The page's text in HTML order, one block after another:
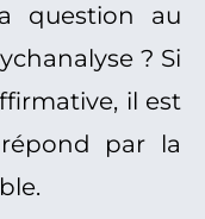
question au
? Si
il est
par la